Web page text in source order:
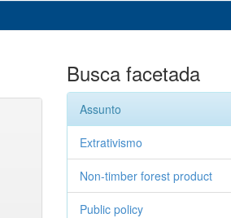
Busca facetada
Assunto
Extrativismo
Non-timber forest product
Public policy